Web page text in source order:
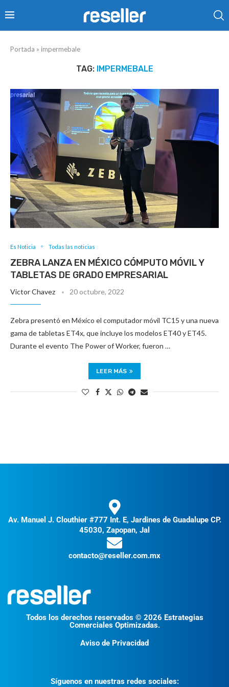
Portada » impermebale
TAG: IMPERMEBALE
Es Noticia Todas las noticias
ZEBRA LANZA EN MÉXICO CÓMPUTO MÓVIL Y
TABLETAS DE GRADO EMPRESARIAL
Victor Chavez 20 octubre, 2022
Zebra presentó en México el computador móvil TC15 y una nueva
gama de tabletas ET4x, que incluye los modelos ET40 y ET45.
Durante el evento The Power of Worker, fueron …
LEER MÁS
Av. Manuel J. Clouthier #777 Int. E, Jardines de Guadalupe CP.
45030, Zapopan, Jal
contacto@reseller.com.mx
Todos los derechos reservados © 2026 Estrategias
Comerciales Optimizadas.
Aviso de Privacidad
Síguenos en nuestras redes sociales: